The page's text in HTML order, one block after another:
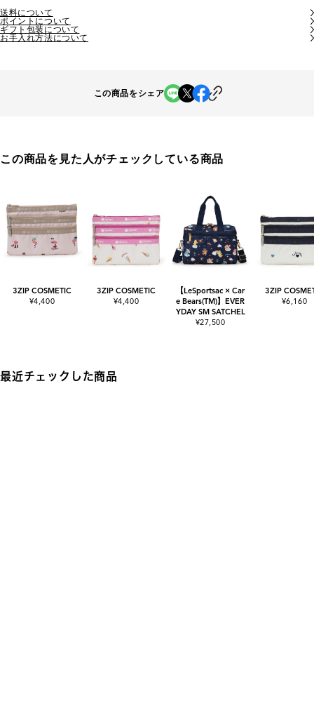
送料について
ポイントについて
ギフト包装について
お手入れ方法について
この商品をシェア
この商品を見た人がチェックしている商品
3ZIP COSMETIC
¥4,400
3ZIP COSMETIC
¥4,400
【LeSportsac × Car
e Bears(TM)】EVER
YDAY SM SATCHEL
¥27,500
3ZIP
¥6,160
最近チェックした商品